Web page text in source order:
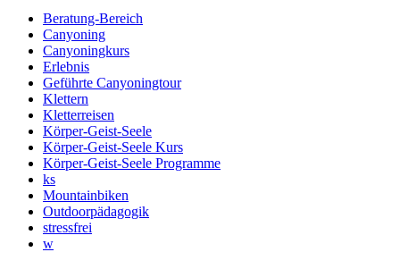
Beratung-Bereich
Canyoning
Canyoningkurs
Erlebnis
Geführte Canyoningtour
Klettern
Kletterreisen
Körper-Geist-Seele
Körper-Geist-Seele Kurs
Körper-Geist-Seele Programme
ks
Mountainbiken
Outdoorpädagogik
stressfrei
w